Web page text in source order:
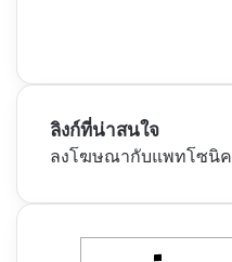
ลิงก์ที่น่าสนใจ
ลงโฆษณากับแพทโซนิค